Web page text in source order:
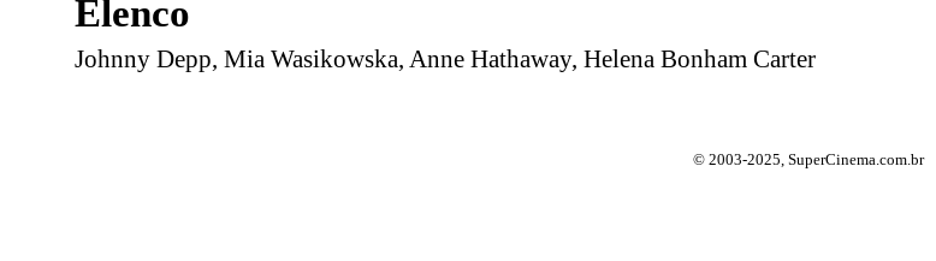
Elenco
Johnny Depp, Mia Wasikowska, Anne Hathaway, Helena Bonham Carter
© 2003-2025, SuperCinema.com.br